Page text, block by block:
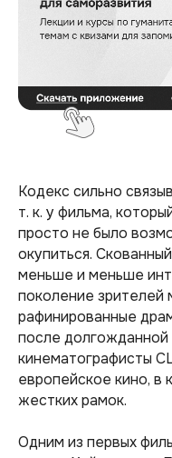
Кодекс сильно
т. к. у фильма,
просто не было
окупиться.
меньше и меньше
поколение зрителей
рафинированные
после
кинематографисты
европейское кино, в
жестких рамок.
Одним из первых